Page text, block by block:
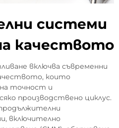
системи
качеството
включва съвременни
които
точност и
производствено циклус.
включително